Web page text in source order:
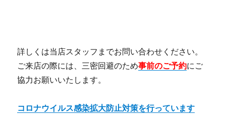
詳しくは当店スタッフまでお問い合わせください。
ご来店の際には、三密回避のため事前のご予約にご
協力お願いいたします。
コロナウイルス感染拡大防止対策を行っています